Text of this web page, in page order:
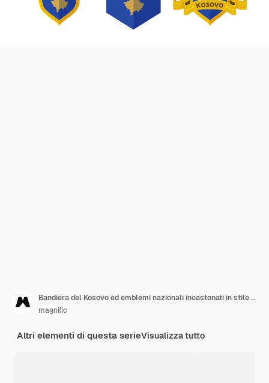
Bandiera del Kosovo ed emblemi nazionali incastonati in stile piatto
magnific
Altri elementi di questa serieVisualizza tutto